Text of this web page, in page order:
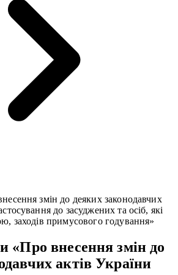
змін до деяких законодавчих
до засуджених та осіб, які
заходів примусового годування»
«Про внесення змін до
актів України